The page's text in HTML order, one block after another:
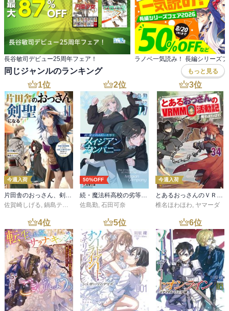
長谷敏司デビュー25周年フェア！ ラノベ一気読み！ 長編シリーズ
同じジャンルのランキング もっと見る
1位
今週入荷
片田舎のおっさん、剣聖になる 11 ～ただの田舎の剣術師範だったのに、大成した弟子たちが俺を放ってくれない件～
佐賀崎しげる, 鍋島テツヒロ
2位
50%OFF
続・魔法科高校の劣等生 メイジアン・カンパニー(11)
佐島勤, 石田可奈
3位
今週入荷
とあるおっさんのＶＲＭＭＯ活動記34
椎名ほわほわ, ヤマーダ
4位 5位 6位